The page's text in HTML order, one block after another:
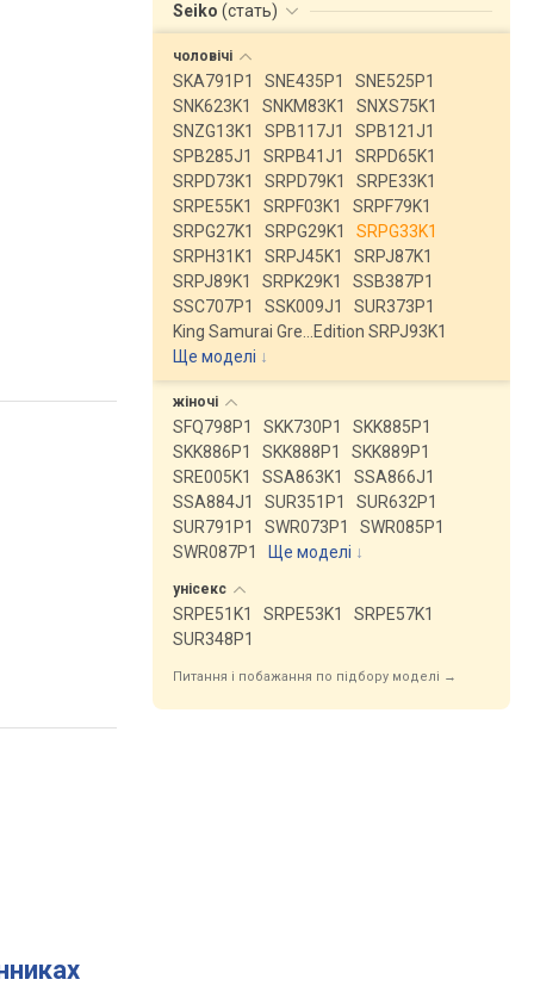
Seiko (стать)
чоловічі
SKA791P1 SNE435P1
SNE525P1
SNK623K1
SNKM83K1
SNXS75K1
SNZG13K1
SPB117J1
SPB121J1
SPB285J1
SRPB41J1
SRPD65K1
SRPD73K1
SRPD79K1
SRPE33K1
SRPE55K1
SRPF03K1
SRPF79K1
SRPG27K1
SRPG29K1
SRPG33K1
SRPH31K1
SRPJ45K1
SRPJ87K1
SRPJ89K1
SRPK29K1
SSB387P1
SSC707P1
SSK009J1
SUR373P1
King Samurai Gre…Edition SRPJ93K1
Ще моделі ↓
жіночі
SFQ798P1 SKK730P1
SKK885P1
SKK886P1
SKK888P1
SKK889P1
SRE005K1
SSA863K1
SSA866J1
SSA884J1
SUR351P1
SUR632P1
SUR791P1
SWR073P1
SWR085P1
SWR087P1
Ще моделі ↓
унісекс
SRPE51K1 SRPE53K1
SRPE57K1
SUR348P1
Питання і побажання по підбору моделі →